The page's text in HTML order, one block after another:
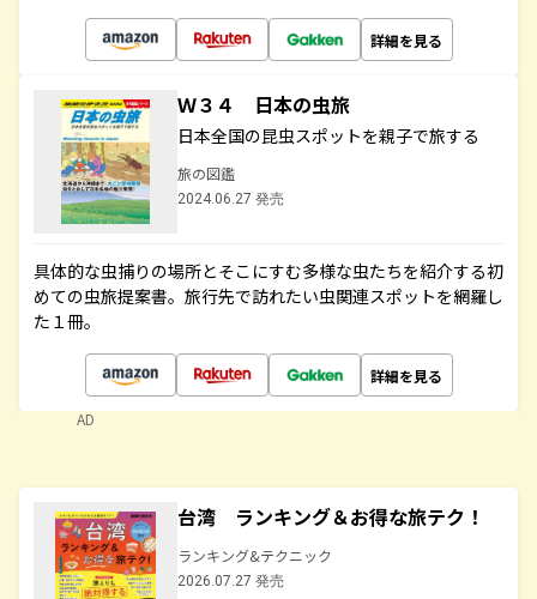
詳細を見る
Ｗ３４ 日本の虫旅
日本全国の昆虫スポットを親子で旅する
旅の図鑑
2024.06.27 発売
具体的な虫捕りの場所とそこにすむ多様な虫たちを紹介する初
めての虫旅提案書。旅行先で訪れたい虫関連スポットを網羅し
た１冊。
詳細を見る
AD
台湾 ランキング＆お得な旅テク！
ランキング&テクニック
2026.07.27 発売